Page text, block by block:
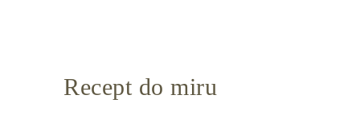
Recept do miru